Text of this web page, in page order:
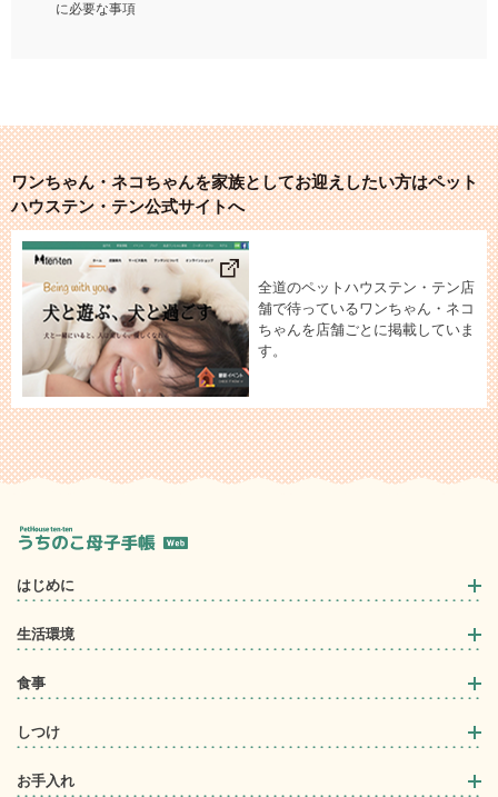
に必要な事項
ワンちゃん・ネコちゃんを家族としてお迎えしたい方はペット
ハウステン・テン公式サイトへ
全道のペットハウステン・テン店
舗で待っているワンちゃん・ネコ
ちゃんを店舗ごとに掲載していま
す。
はじめに
生活環境
食事
しつけ
お手入れ